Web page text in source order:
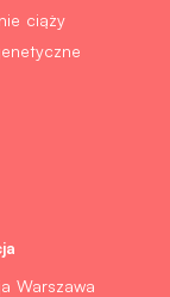
ciąży
Warszawa